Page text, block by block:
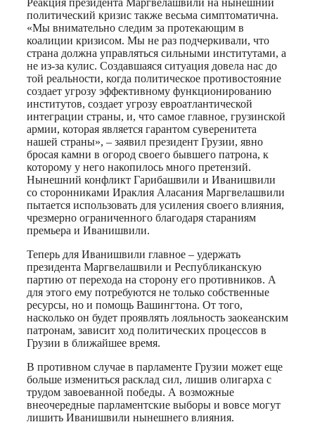
политический кризис также весьма симптоматична.
«Мы внимательно следим за протекающим в
коалиции кризисом. Мы не раз подчеркивали, что
страна должна управляться сильными институтами, а
не из-за кулис. Создавшаяся ситуация довела нас до
той реальности, когда политическое противостояние
создает угрозу эффективному функционированию
институтов, создает угрозу евроатлантической
интеграции страны, и, что самое главное, грузинской
армии, которая является гарантом суверенитета
нашей страны», – заявил президент Грузии, явно
бросая камни в огород своего бывшего патрона, к
которому у него накопилось много претензий.
Нынешний конфликт Гарибашвили и Иванишвили
со сторонниками Ираклия Аласания Маргвелашвили
пытается использовать для усиления своего влияния,
чрезмерно ограниченного благодаря стараниям
премьера и Иванишвили.
Теперь для Иванишвили главное – удержать
президента Маргвелашвили и Республиканскую
партию от перехода на сторону его противников. А
для этого ему потребуются не только собственные
ресурсы, но и помощь Вашингтона. От того,
насколько он будет проявлять лояльность заокеанским
патронам, зависит ход политических процессов в
Грузии в ближайшее время.
В противном случае в парламенте Грузии может еще
больше измениться расклад сил, лишив олигарха с
трудом завоеванной победы. А возможные
внеочередные парламентские выборы и вовсе могут
лишить Иванишвили нынешнего влияния.